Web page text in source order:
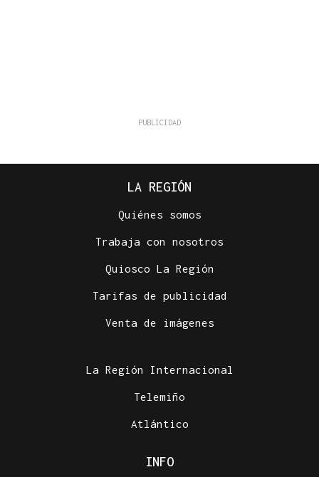
LA REGIÓN
Quiénes somos
Trabaja con nosotros
Quiosco La Región
Tarifas de publicidad
Venta de imágenes
La Región Internacional
Telemiño
Atlántico
INFO